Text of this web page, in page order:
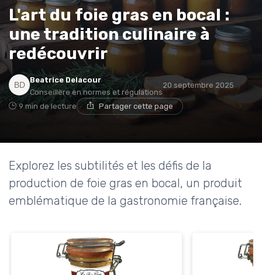
L'art du foie gras en bocal :
une tradition culinaire à
redécouvrir
Beatrice Delacour
Conseillère en normes et régulations
20 septembre 2025
9 min de lecture Partager cette page
Explorez les subtilités et les défis de la
production de foie gras en bocal, un produit
emblématique de la gastronomie française.